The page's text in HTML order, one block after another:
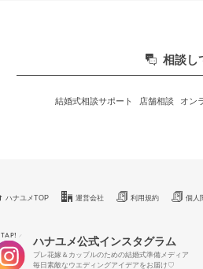
相談し
結婚式相談サポート 店舗相談 オン
ハナユメTOP 運営会社 利用規約 個人
TAP! ／ ハナユメ公式インスタグラム
プレ花嫁＆カップルのための結婚式準備メディア
毎日素敵なウエディングアイデアをお届け♡